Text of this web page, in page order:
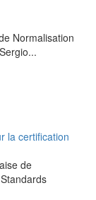
Normalisation
la certification
de